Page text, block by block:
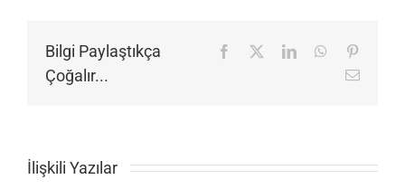
Bilgi Paylaştıkça
Çoğalır...
Facebook LinkedInWhatsApp
E-
İlişkili Yazılar